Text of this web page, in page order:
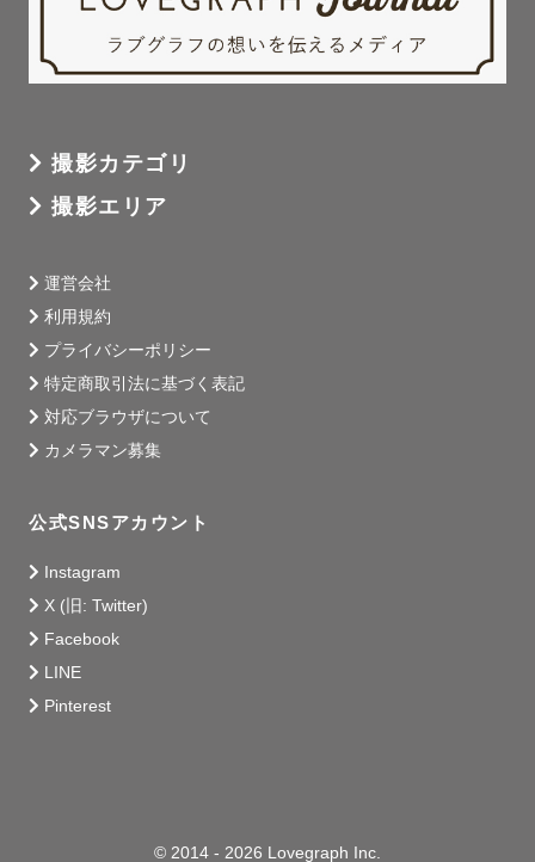
撮影カテゴリ
撮影エリア
運営会社
利用規約
プライバシーポリシー
特定商取引法に基づく表記
対応ブラウザについて
カメラマン募集
公式SNSアカウント
Instagram
X (旧: Twitter)
Facebook
LINE
Pinterest
© 2014 - 2026 Lovegraph Inc.